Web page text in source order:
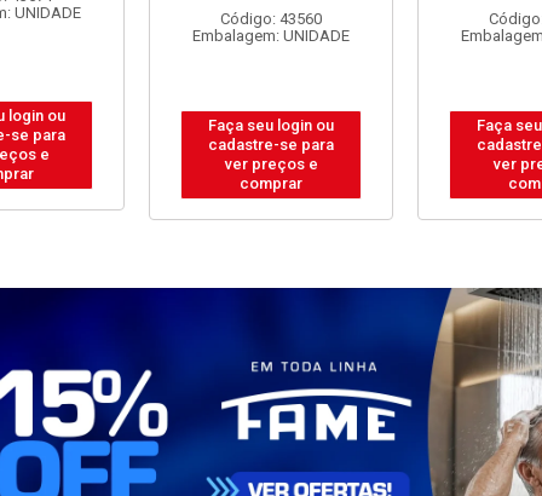
43560
login ou
se para
e
Código: 43558
Embalagem: UNIDADE
Faça seu login ou
cadastre-se para
ver preços e
comprar
Faça
ver